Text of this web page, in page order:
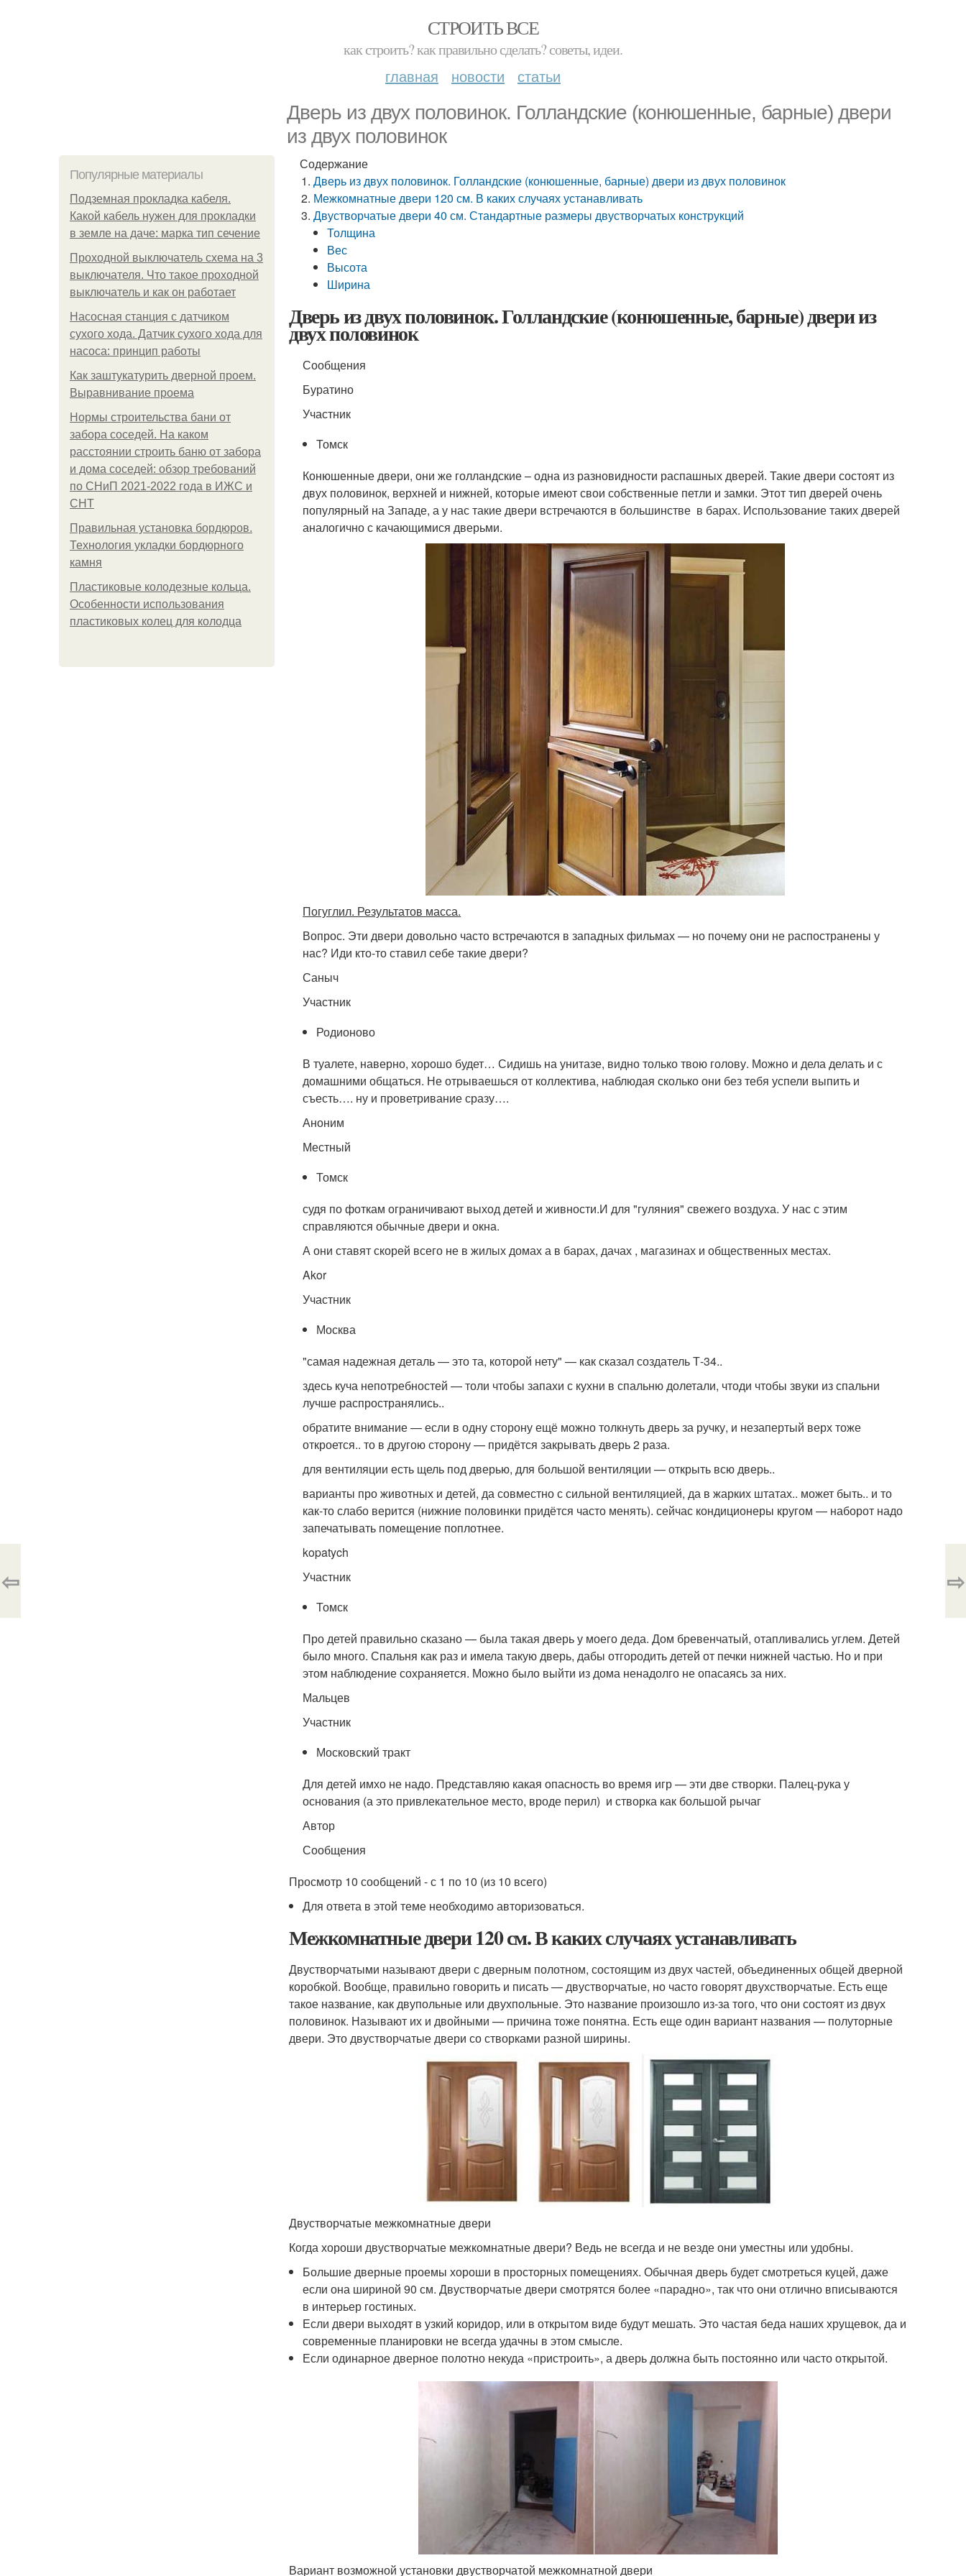
СТРОИТЬ ВСЕ
как строить? как правильно сделать? советы, идеи.
главная новости статьи
Дверь из двух половинок. Голландские (конюшенные, барные) двери
из двух половинок
Популярные материалы
Подземная прокладка кабеля.
Какой кабель нужен для прокладки
в земле на даче: марка тип сечение
Проходной выключатель схема на 3
выключателя. Что такое проходной
выключатель и как он работает
Насосная станция с датчиком
сухого хода. Датчик сухого хода для
насоса: принцип работы
Как заштукатурить дверной проем.
Выравнивание проема
Нормы строительства бани от
забора соседей. На каком
расстоянии строить баню от забора
и дома соседей: обзор требований
по СНиП 2021-2022 года в ИЖС и
СНТ
Правильная установка бордюров.
Технология укладки бордюрного
камня
Пластиковые колодезные кольца.
Особенности использования
пластиковых колец для колодца
Содержание
Дверь из двух половинок. Голландские (конюшенные, барные) двери из двух половинок
Межкомнатные двери 120 см. В каких случаях устанавливать
Двустворчатые двери 40 см. Стандартные размеры двустворчатых конструкций
Толщина
Вес
Высота
Ширина
Дверь из двух половинок. Голландские (конюшенные, барные) двери из
двух половинок
Сообщения
Буратино
Участник
Томск
Конюшенные двери, они же голландские – одна из разновидности распашных дверей. Такие двери состоят из
двух половинок, верхней и нижней, которые имеют свои собственные петли и замки. Этот тип дверей очень
популярный на Западе, а у нас такие двери встречаются в большинстве в барах. Использование таких дверей
аналогично с качающимися дверьми.
Погуглил. Результатов масса.
Вопрос. Эти двери довольно часто встречаются в западных фильмах — но почему они не распостранены у
нас? Иди кто-то ставил себе такие двери?
Саныч
Участник
Родионово
В туалете, наверно, хорошо будет… Сидишь на унитазе, видно только твою голову. Можно и дела делать и с
домашними общаться. Не отрываешься от коллектива, наблюдая сколько они без тебя успели выпить и
съесть…. ну и проветривание сразу….
Аноним
Местный
Томск
судя по фоткам ограничивают выход детей и живности.И для "гуляния" свежего воздуха. У нас с этим
справляются обычные двери и окна.
А они ставят скорей всего не в жилых домах а в барах, дачах , магазинах и общественных местах.
Akor
Участник
Москва
"самая надежная деталь — это та, которой нету" — как сказал создатель Т-34..
здесь куча непотребностей — толи чтобы запахи с кухни в спальню долетали, чтоди чтобы звуки из спальни
лучше распространялись..
обратите внимание — если в одну сторону ещё можно толкнуть дверь за ручку, и незапертый верх тоже
откроется.. то в другою сторону — придётся закрывать дверь 2 раза.
для вентиляции есть щель под дверью, для большой вентиляции — открыть всю дверь..
варианты про животных и детей, да совместно с сильной вентиляцией, да в жарких штатах.. может быть.. и то
как-то слабо верится (нижние половинки придётся часто менять). сейчас кондиционеры кругом — наборот надо
запечатывать помещение поплотнее.
kopatych
Участник
Томск
Про детей правильно сказано — была такая дверь у моего деда. Дом бревенчатый, отапливались углем. Детей
было много. Спальня как раз и имела такую дверь, дабы отгородить детей от печки нижней частью. Но и при
этом наблюдение сохраняется. Можно было выйти из дома ненадолго не опасаясь за них.
Мальцев
Участник
Московский тракт
Для детей имхо не надо. Представляю какая опасность во время игр — эти две створки. Палец-рука у
основания (а это привлекательное место, вроде перил) и створка как большой рычаг
Автор
Сообщения
Просмотр 10 сообщений - с 1 по 10 (из 10 всего)
Для ответа в этой теме необходимо авторизоваться.
Межкомнатные двери 120 см. В каких случаях устанавливать
Двустворчатыми называют двери с дверным полотном, состоящим из двух частей, объединенных общей дверной
коробкой. Вообще, правильно говорить и писать — двустворчатые, но часто говорят двухстворчатые. Есть еще
такое название, как двупольные или двухпольные. Это название произошло из-за того, что они состоят из двух
половинок. Называют их и двойными — причина тоже понятна. Есть еще один вариант названия — полуторные
двери. Это двустворчатые двери со створками разной ширины.
Двустворчатые межкомнатные двери
Когда хороши двустворчатые межкомнатные двери? Ведь не всегда и не везде они уместны или удобны.
Большие дверные проемы хороши в просторных помещениях. Обычная дверь будет смотреться куцей, даже
если она шириной 90 см. Двустворчатые двери смотрятся более «парадно», так что они отлично вписываются
в интерьер гостиных.
Если двери выходят в узкий коридор, или в открытом виде будут мешать. Это частая беда наших хрущевок, да и
современные планировки не всегда удачны в этом смысле.
Если одинарное дверное полотно некуда «пристроить», а дверь должна быть постоянно или часто открытой.
Вариант возможной установки двустворчатой межкомнатной двери
⇦ ⇨